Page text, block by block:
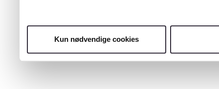
Kun nødvendige cookies